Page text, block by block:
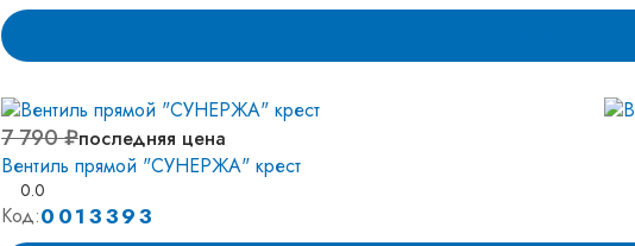
7 790 ₽последняя цена
Вентиль прямой "СУНЕРЖА" крест
0.0
Код:0013393